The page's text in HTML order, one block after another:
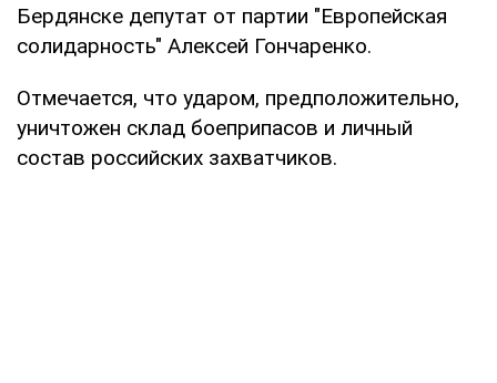
Бердянске депутат от партии "Европейская
солидарность" Алексей Гончаренко.
Отмечается, что ударом, предположительно,
уничтожен склад боеприпасов и личный
состав российских захватчиков.